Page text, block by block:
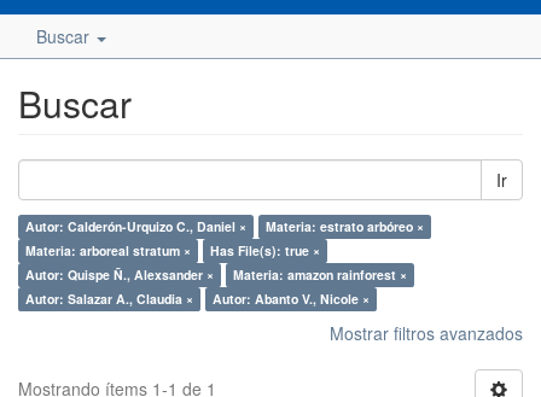
Buscar
Buscar
Ir
Autor: Calderón-Urquizo C., Daniel ×
Materia: estrato arbóreo ×
Materia: arboreal stratum ×
Has File(s): true ×
Autor: Quispe Ñ., Alexsander ×
Materia: amazon rainforest ×
Autor: Salazar A., Claudia ×
Autor: Abanto V., Nicole ×
Mostrar filtros avanzados
Mostrando ítems 1-1 de 1